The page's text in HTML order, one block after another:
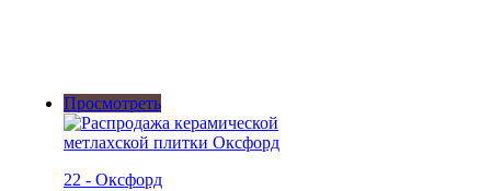
Просмотреть
22 - Оксфорд